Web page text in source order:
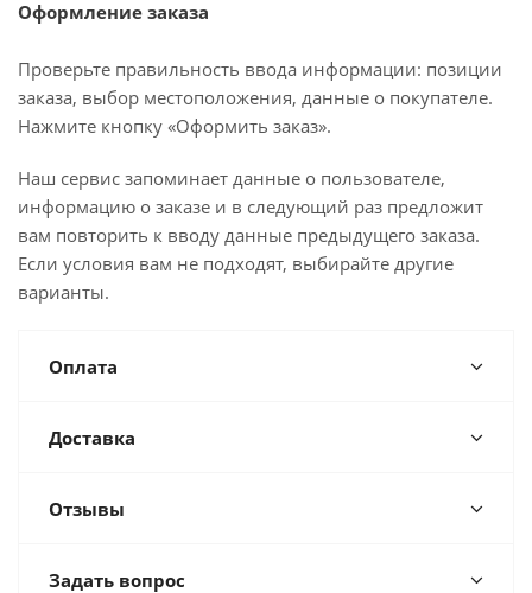
Оформление заказа
Проверьте правильность ввода информации: позиции
заказа, выбор местоположения, данные о покупателе.
Нажмите кнопку «Оформить заказ».
Наш сервис запоминает данные о пользователе,
информацию о заказе и в следующий раз предложит
вам повторить к вводу данные предыдущего заказа.
Если условия вам не подходят, выбирайте другие
варианты.
Оплата
Доставка
Отзывы
Задать вопрос